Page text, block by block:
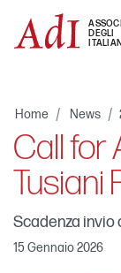
DEGLI
Home News
Call for
Tusiani
Scadenza invio
15 Gennaio 2026